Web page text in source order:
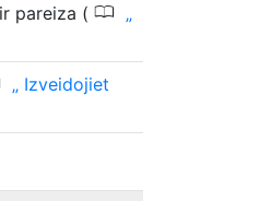
pareiza ( 0
Izveidojiet